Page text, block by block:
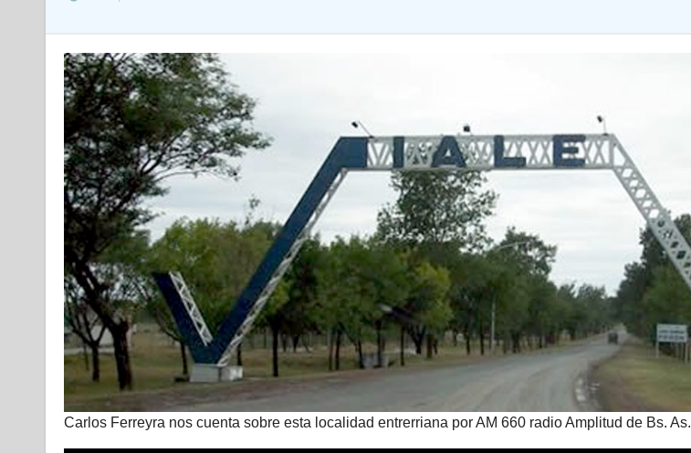
Carlos Ferreyra nos cuenta sobre esta localidad entrerriana por AM 660 radio Amplitud de Bs. As.